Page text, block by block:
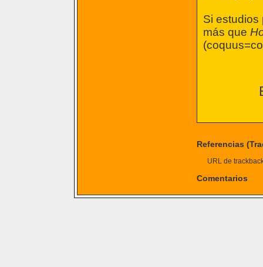
Si estudios
más que
Referencias
URL de
Comentarios